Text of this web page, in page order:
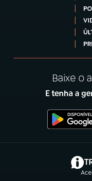
Baixe o
E tenha a